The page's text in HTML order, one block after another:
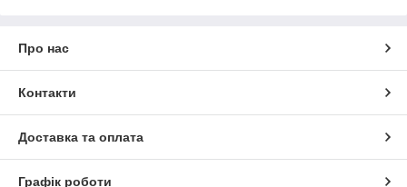
Про нас
Контакти
Доставка та оплата
Графік роботи